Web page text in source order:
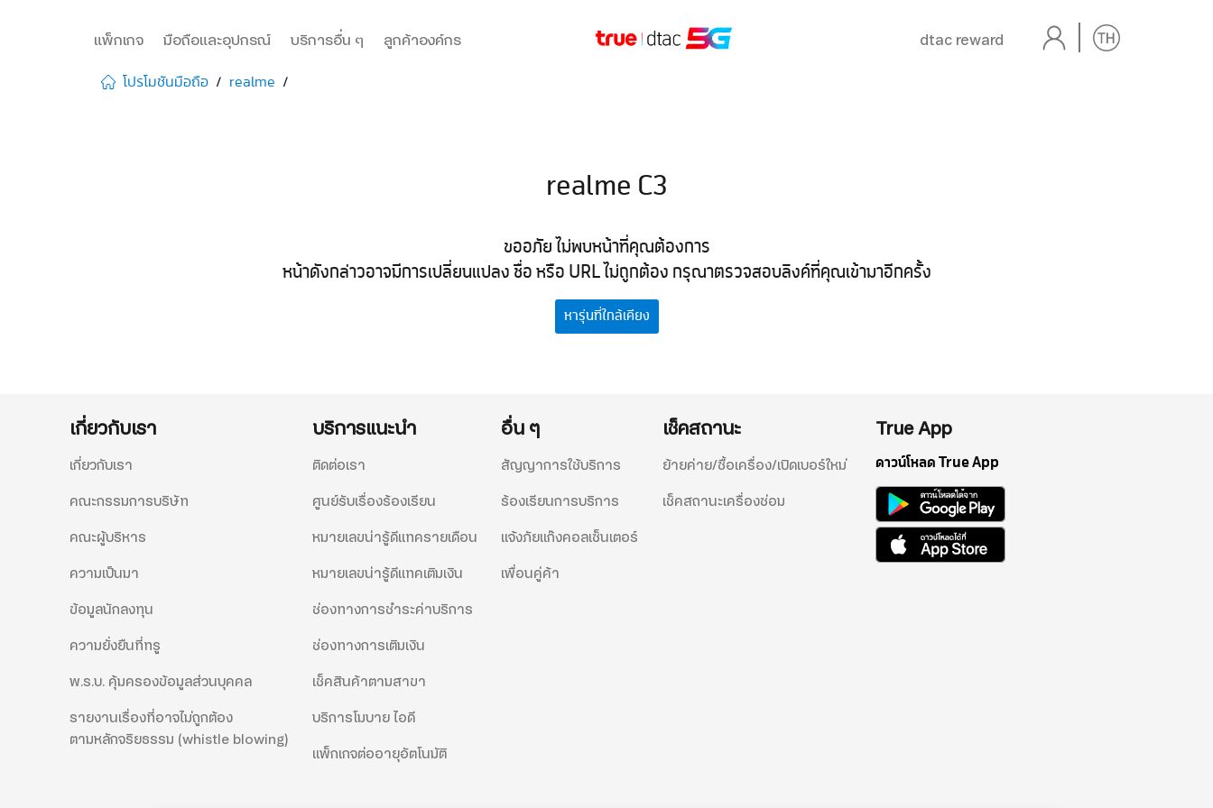
แพ็กเกจ มือถือและอุปกรณ์ บริการอื่น ๆ ลูกค้าองค์กร dtac reward
โปรโมชันมือถือ realme
realme C3
ขออภัย ไม่พบหน้าที่คุณต้องการ
หน้าดังกล่าวอาจมีการเปลี่ยนแปลง ชื่อ หรือ URL ไม่ถูกต้อง กรุณาตรวจสอบลิงค์ที่คุณเข้ามาอีกครั้ง
หารุ่นที่ใกล้เคียง
เกี่ยวกับเรา
เกี่ยวกับเรา
คณะกรรมการบริษัท
คณะผู้บริหาร
ความเป็นมา
ข้อมูลนักลงทุน
ความยั่งยืนที่ทรู
พ.ร.บ. คุ้มครองข้อมูลส่วนบุคคล
รายงานเรื่องที่อาจไม่ถูกต้อง
ตามหลักจริยธรรม (whistle blowing)
บริการแนะนำ
ติดต่อเรา
ศูนย์รับเรื่องร้องเรียน
หมายเลขน่ารู้ดีแทครายเดือน
หมายเลขน่ารู้ดีแทคเติมเงิน
ช่องทางการชำระค่าบริการ
ช่องทางการเติมเงิน
เช็คสินค้าตามสาขา
บริการโมบาย ไอดี
แพ็กเกจต่ออายุอัตโนมัติ
อื่น ๆ
สัญญาการใช้บริการ
ร้องเรียนการบริการ
แจ้งภัยแก๊งคอลเซ็นเตอร์
เพื่อนคู่ค้า
เช็คสถานะ
ย้ายค่าย/ซื้อเครื่อง/เปิดเบอร์ใหม่
เช็คสถานะเครื่องซ่อม
True App
ดาวน์โหลด True App